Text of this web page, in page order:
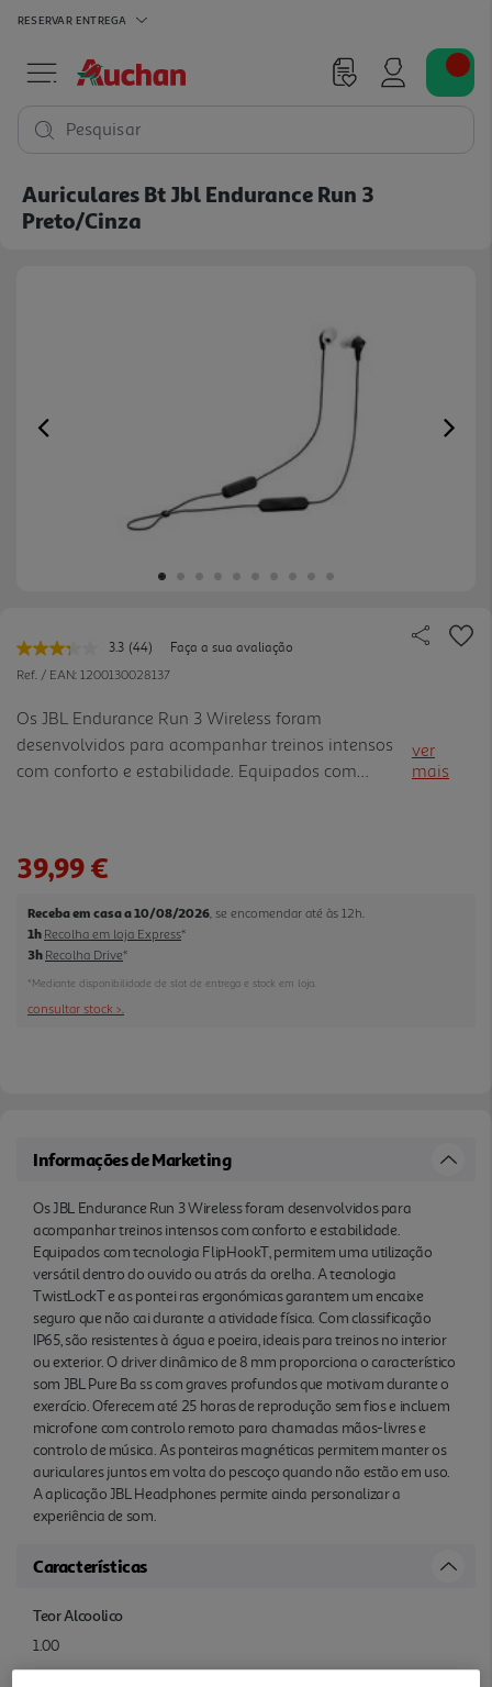
RESERVAR ENTREGA
Pesquisar
Auriculares Bt Jbl Endurance Run 3
Preto/cinza
Previous
3.3 Leu
44
Link
para
a
mesma
página.
(44)
Faça a sua avaliação
Ref. / EAN: 1200130028137
Os JBL Endurance Run 3 Wireless foram
desenvolvidos para acompanhar treinos intensos
com conforto e estabilidade. Equipados com
garantem um encaixe seguro que não cai durante
resistentes à água e poeira, ideais para treinos no
interior ou exterior. O driver dinâmico de 8 mm
proporciona o característico som JBL Pure Ba ss
com graves profundos que motivam durante o
não estão em uso. A aplicação JBL Headphones
ver
mais
39,99 €
Receba em casa a 10/08/2026 , se encomendar até às 12h.
1h Recolha em loja Express*
3h Recolha Drive*
*Mediante disponibilidade de slot de entrega e stock em loja.
consultar stock >.
Informações de Marketing
Os JBL Endurance Run 3 Wireless foram desenvolvidos para
acompanhar treinos intensos com conforto e estabilidade.
Equipados com tecnologia FlipHookT, permitem uma utilização
versátil dentro do ouvido ou atrás da orelha. A tecnologia
TwistLockT e as pontei ras ergonómicas garantem um encaixe
seguro que não cai durante a atividade física. Com classificação
IP65, são resistentes à água e poeira, ideais para treinos no interior
ou exterior. O driver dinâmico de 8 mm proporciona o característico
som JBL Pure Ba ss com graves profundos que motivam durante o
exercício. Oferecem até 25 horas de reprodução sem fios e incluem
microfone com controlo remoto para chamadas mãos-livres e
controlo de música. As ponteiras magnéticas permitem manter os
auriculares juntos em volta do pescoço quando não estão em uso.
A aplicação JBL Headphones permite ainda personalizar a
experiência de som.
Características
Teor Alcoolico
1.00